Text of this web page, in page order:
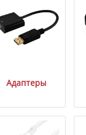
Адаптеры